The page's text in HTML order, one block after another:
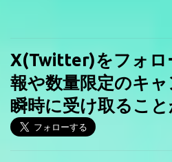
X(Twitter)をフォロ
報や数量限定のキ
瞬時に受け取るこ